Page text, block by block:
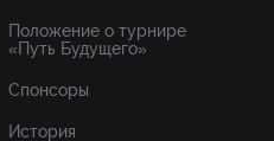
Положение о турнире
«Путь Будущего»
Спонсоры
История